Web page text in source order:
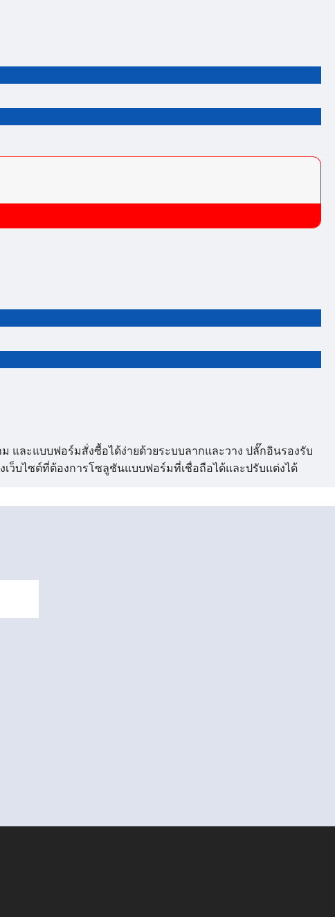
และแบบฟอร์มสั่งซื้อได้ง่ายด้วยระบบลากและวาง ปลั๊กอินรองรับ
เว็บไซต์ที่ต้องการโซลูชันแบบฟอร์มที่เชื่อถือได้และปรับแต่งได้